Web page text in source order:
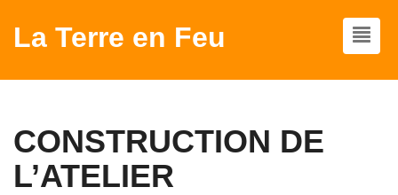
La Terre en Feu
CONSTRUCTION DE
L’ATELIER